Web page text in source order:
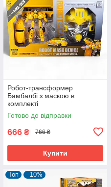
Робот-трансформер
Бамбалбі з маскою в
комплекті
Готово до відправки
666 ₴ 766 ₴
Купити
Топ –10%